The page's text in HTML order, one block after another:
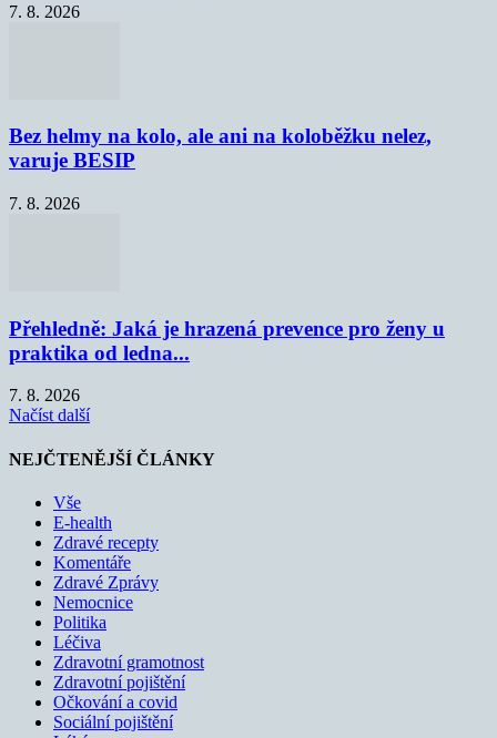
7. 8. 2026
Bez helmy na kolo, ale ani na koloběžku nelez,
varuje BESIP
7. 8. 2026
Přehledně: Jaká je hrazená prevence pro ženy u
praktika od ledna...
7. 8. 2026
Načíst další
NEJČTENĚJŠÍ ČLÁNKY
Vše
E-health
Zdravé recepty
Komentáře
Zdravé Zprávy
Nemocnice
Politika
Léčiva
Zdravotní gramotnost
Zdravotní pojištění
Očkování a covid
Sociální pojištění